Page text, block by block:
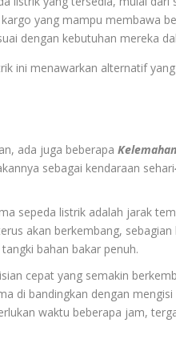
yang mampu membawa
dengan kebutuhan mereka
ini menawarkan alternatif
ada juga beberapa
sebagai kendaraan sehari
sepeda listrik adalah jarak
akan berkembang, sebagian
bahan bakar penuh.
cepat yang semakin
di bandingkan dengan
waktu beberapa jam,